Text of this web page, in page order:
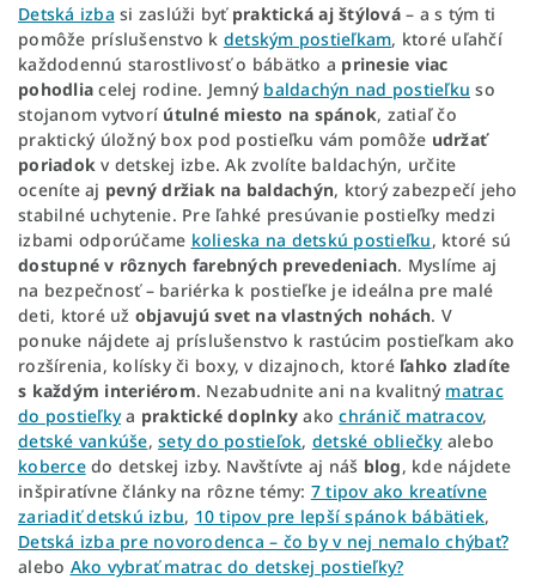
Detská izba si zaslúži byť praktická aj štýlová– a s tým ti
pomôže príslušenstvo k detským postieľkam, ktoré uľahčí
každodennú starostlivosť o bábätko a prinesie viac
pohodlia celej rodine. Jemný baldachýn nad postieľku so
stojanom vytvorí útulné miesto na spánok, zatiaľ čo
praktický úložný box pod postieľku vám pomôže udržať
poriadok v detskej izbe. Ak zvolíte baldachýn, určite
oceníte aj pevný držiak na baldachýn, ktorý zabezpečí jeho
stabilné uchytenie. Pre ľahké presúvanie postieľky medzi
izbami odporúčame kolieska na detskú postieľku, ktoré sú
dostupné v rôznych farebných prevedeniach. Myslíme aj
na bezpečnosť – bariérka k postieľke je ideálna pre malé
deti, ktoré už objavujú svet na vlastných nohách. V
ponuke nájdete aj príslušenstvo k rastúcim postieľkam ako
rozšírenia, kolísky či boxy, v dizajnoch, ktoré ľahko zladíte
s každým interiérom. Nezabudnite ani na kvalitný matrac
do postieľkya praktické doplnky akochránič matracov,
detské vankúše, sety do postieľok, detské obliečkyalebo
kobercedo detskej izby. Navštívte aj náš blog, kde nájdete
inšpiratívne články na rôzne témy: 7 tipov ako kreatívne
zariadiť detskú izbu, 10 tipov pre lepší spánok bábätiek,
Detská izba pre novorodenca – čo by v nej nemalo chýbať?
alebo Ako vybrať matrac do detskej postieľky?